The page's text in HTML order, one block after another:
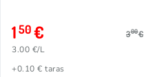
150€ 300€
3.00 €/L
+0.10 € taras